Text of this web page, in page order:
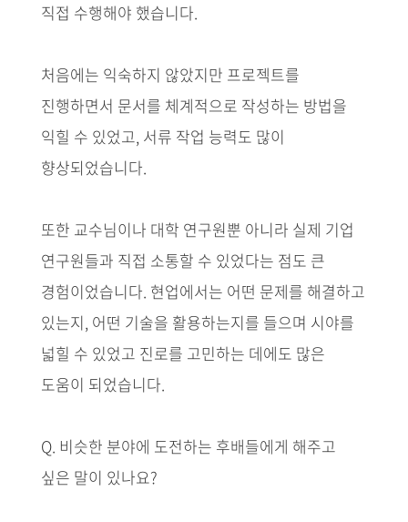
직접 수행해야 했습니다.
처음에는 익숙하지 않았지만 프로젝트를
진행하면서 문서를 체계적으로 작성하는 방법을
익힐 수 있었고, 서류 작업 능력도 많이
향상되었습니다.
또한 교수님이나 대학 연구원뿐 아니라 실제 기업
연구원들과 직접 소통할 수 있었다는 점도 큰
경험이었습니다. 현업에서는 어떤 문제를 해결하고
있는지, 어떤 기술을 활용하는지를 들으며 시야를
넓힐 수 있었고 진로를 고민하는 데에도 많은
도움이 되었습니다.
Q. 비슷한 분야에 도전하는 후배들에게 해주고
싶은 말이 있나요?